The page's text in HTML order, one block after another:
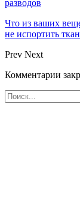
разводов
Что из ваших
не испортить
Prev Next
Комментарии